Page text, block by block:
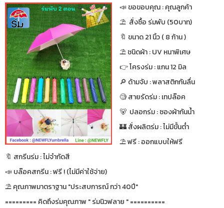
📣 ขอขอบคุณ : คุณลูกค้า
⛱ สั่งซื้อ ร่มพับ (50บาท)
🔖 ขนาด 21 นิ้ว ( 8 ก้าน )
⛱ ชนิดผ้า : UV หนาพิเศษ
👉 โครงร่ม : แกน 12 มิล
🔎 ด้ามจับ : พลาสติกกันลื่น
🧐 สายรัดร่ม : เทปล๊อค
🐻 ปลอกร่ม : ซองผ้ากันน้ำ
🏰 สั่งผลิตร่ม : ไม่มีขั้นต่ำ
⛱ ฟรี : ออกแบบให้ฟรี
🔖 สกรีนร่ม : ไม่จำกัดสี
📣 บล๊อคสกรีน : ฟรี ! (ไม่มีค่าใช้จ่าย)
⛱ คุณภาพมาตราฐาน "ประสบการณ์ กว่า 40ปี"
========= คิดถึงร่มคุณภาพ " ร่มนิวฟลาย " ==========